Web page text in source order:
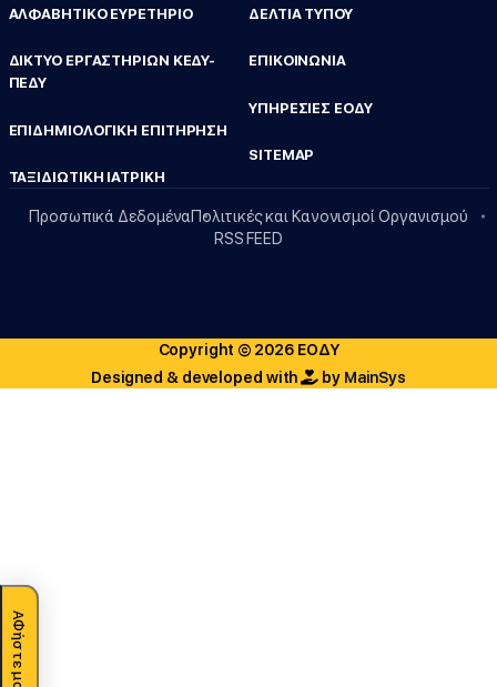
ΑΛΦΑΒΗΤΙΚΟ ΕΥΡΕΤΗΡΙΟ
ΔΙΚΤΥΟ ΕΡΓΑΣΤΗΡΙΩΝ ΚΕΔΥ-
ΠΕΔΥ
ΕΠΙΔΗΜΙΟΛΟΓΙΚΗ ΕΠΙΤΗΡΗΣΗ
ΤΑΞΙΔΙΩΤΙΚΗ ΙΑΤΡΙΚΗ
ΔΕΛΤΙΑ ΤΥΠΟΥ
ΕΠΙΚΟΙΝΩΝΙΑ
ΥΠΗΡΕΣΙΕΣ ΕΟΔΥ
SITEMAP
Προσωπικά ΔεδομέναΠολιτικές και Κανονισμοί Οργανισμού
RSS FEED
Copyright © 2026 ΕΟΔΥ
Designed & developed with
by MainSys